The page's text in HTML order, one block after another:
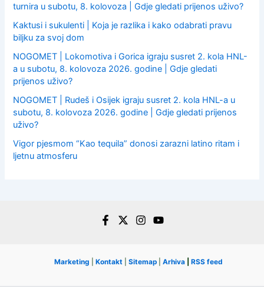
turnira u subotu, 8. kolovoza | Gdje gledati prijenos uživo?
Kaktusi i sukulenti | Koja je razlika i kako odabrati pravu
biljku za svoj dom
NOGOMET | Lokomotiva i Gorica igraju susret 2. kola HNL-
a u subotu, 8. kolovoza 2026. godine | Gdje gledati
prijenos uživo?
NOGOMET | Rudeš i Osijek igraju susret 2. kola HNL-a u
subotu, 8. kolovoza 2026. godine | Gdje gledati prijenos
uživo?
Vigor pjesmom “Kao tequila” donosi zarazni latino ritam i
ljetnu atmosferu
Marketing Kontakt Sitemap Arhiva RSS feed